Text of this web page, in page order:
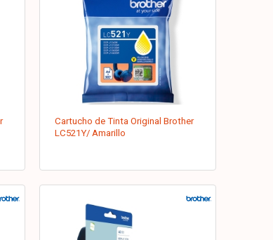
Cartucho de Tinta Original Brother
LC521Y/ Amarillo